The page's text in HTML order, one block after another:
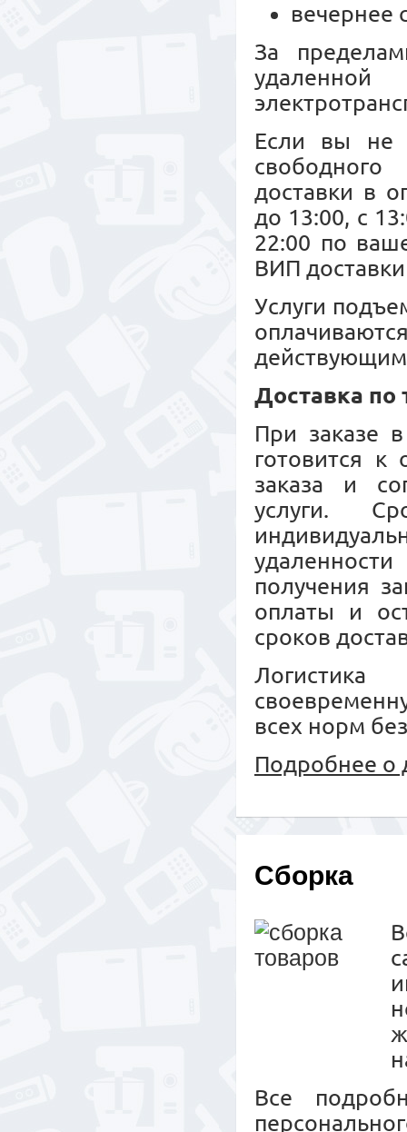
вечернее
За
Если вы не
свободного
доставки в
до 13:00, с
22:00 по
ВИП
Услуги
Доставка по
При заказе
готовится
заказа и
услуги.
получения
оплаты и
сроков
Логистика
всех норм
Подробнее о
Сборка
Все